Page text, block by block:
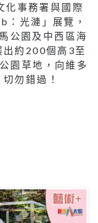
化事務署與國際
光漣」展覽，
公園及中西區海
出約200個高3至
園草地，向維多
勿錯過！